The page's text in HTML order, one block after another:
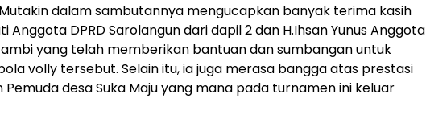
Mutakin dalam sambutannya mengucapkan banyak terima kasih
Anggota DPRD Sarolangun dari dapil 2 dan H.Ihsan Yunus Anggota
yang telah memberikan bantuan dan sumbangan untuk
volly tersebut. Selain itu, ia juga merasa bangga atas prestasi
Pemuda desa Suka Maju yang mana pada turnamen ini keluar